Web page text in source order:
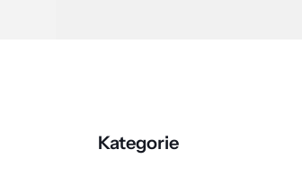
Kategorie